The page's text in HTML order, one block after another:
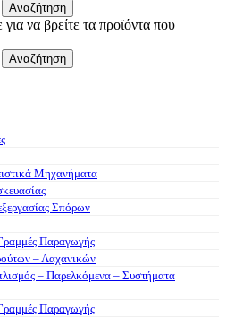
Αναζήτηση
να βρείτε τα προϊόντα που
Αναζήτηση
Μηχανήματα
Σπόρων
Παραγωγής
– Λαχανικών
– Παρελκόμενα – Συστήματα
Παραγωγής